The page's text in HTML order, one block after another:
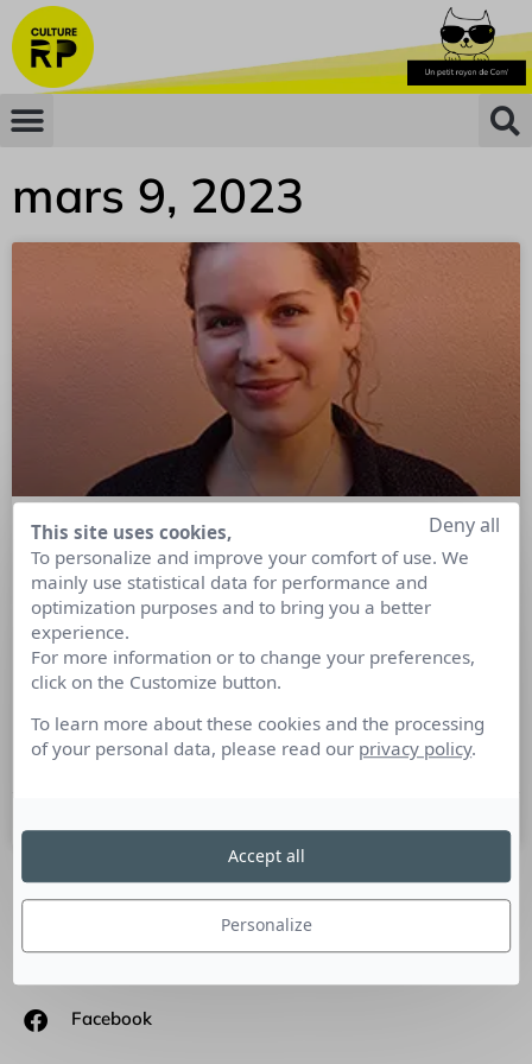
mars 9, 2023
L’utilisation de la data comme
vecteur de développement et
d’inspiration
Tribune Marine Granger, Freelance en communication
internautes pour extraire des données et inspirer d’autres
potentiels porteurs…
SUIVEZ-NOUS
Facebook
This site uses cookies,
To personalize and improve your comfort of use. We
mainly use statistical data for performance and
optimization purposes and to bring you a better
experience.
For more information or to change your preferences,
click on the Customize button.
To learn more about these cookies and the processing
of your personal data, please read our privacy policy.
Personalize
Deny all
Accept all